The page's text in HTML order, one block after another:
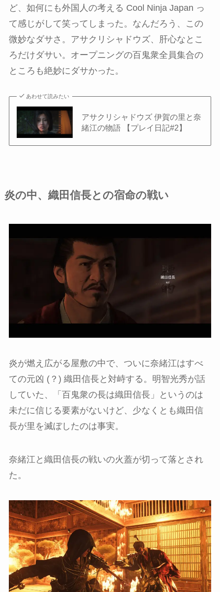
ど、如何にも外国人の考える Cool Ninja Japan っ
て感じがして笑ってしまった。なんだろう、この
微妙なダサさ。アサクリシャドウズ、肝心なとこ
ろだけダサい。オープニングの百鬼衆全員集合の
ところも絶妙にダサかった。
あわせて読みたい
アサクリシャドウズ 伊賀の里と奈
緒江の物語 【プレイ日記#2】
炎の中、織田信長との宿命の戦い
炎が燃え広がる屋敷の中で、ついに奈緒江はすべ
ての元凶 (？) 織田信長と対峙する。明智光秀が話
していた、「百鬼衆の長は織田信長」というのは
未だに信じる要素がないけど、少なくとも織田信
長が里を滅ぼしたのは事実。
奈緒江と織田信長の戦いの火蓋が切って落とされ
た。